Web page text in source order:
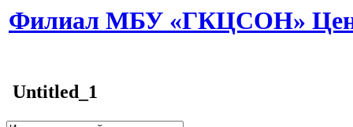
Филиал МБУ «ГКЦСОН»
Untitled_1